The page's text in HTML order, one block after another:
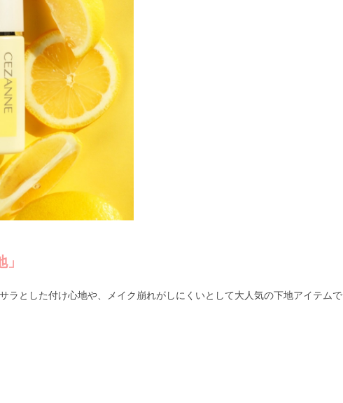
ラとした付け心地や、メイク崩れがしにくいとして大人気の下地アイテムで